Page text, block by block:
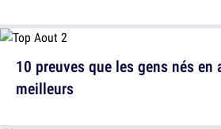
10 preuves que les gens nés en
meilleurs